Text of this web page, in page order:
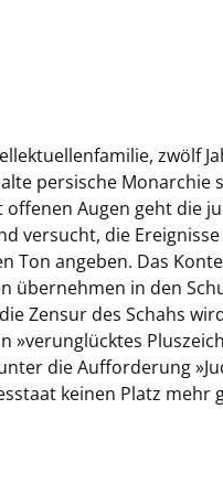
zwölf
persische Monarchie
Augen geht die
versucht, die
Ton angeben. Das
übernehmen in den
Zensur des Schahs
»verunglücktes
die Aufforderung
keinen Platz mehr